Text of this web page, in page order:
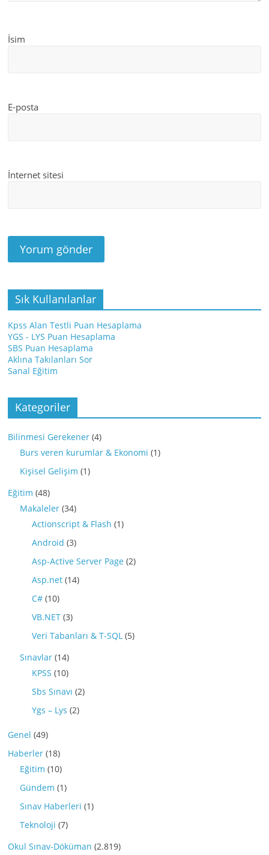
İsim
E-posta
İnternet sitesi
Sık Kullanılanlar
Kpss Alan Testli Puan Hesaplama
YGS - LYS Puan Hesaplama
SBS Puan Hesaplama
Aklına Takılanları Sor
Sanal Eğitim
Kategoriler
Bilinmesi Gerekener (4)
Burs veren kurumlar & Ekonomi (1)
Kişisel Gelişim (1)
Eğitim (48)
Makaleler (34)
Actionscript & Flash (1)
Android (3)
Asp-Active Server Page (2)
Asp.net (14)
C# (10)
VB.NET (3)
Veri Tabanları & T-SQL (5)
Sınavlar (14)
KPSS (10)
Sbs Sınavı (2)
Ygs – Lys (2)
Genel (49)
Haberler (18)
Eğitim (10)
Gündem (1)
Sınav Haberleri (1)
Teknoloji (7)
Okul Sınav-Döküman (2.819)